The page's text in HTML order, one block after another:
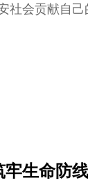
社会贡献自己
牢生命防线